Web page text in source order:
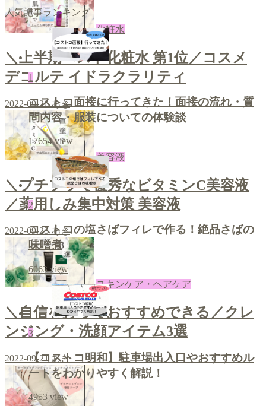
化粧水
＼上半期ベスト化粧水 第1位／コスメ
デコルテ イドラクラリティ
2022-09-26 あき
美容液
＼プチプラで優秀なビタミンC美容液
／薬用しみ集中対策 美容液
2022-09-23 あき
スキンケア・ヘアケア
＼自信を持っておすすめできる／クレ
ンジング・洗顔アイテム3選
2022-09-21 あき
人気記事ランキング
1
コストコ面接に行ってきた！面接の流れ・質
問内容・服装についての体験談
17654view
2
コストコの塩さばフィレで作る！絶品さばの
味噌煮
6063view
3
【コストコ明和】駐車場出入口やおすすめル
ートをわかりやすく解説！
4953 view